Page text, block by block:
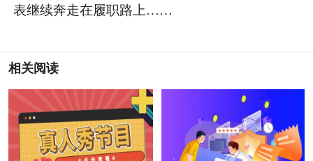
表继续奔走在履职路上……
相关阅读